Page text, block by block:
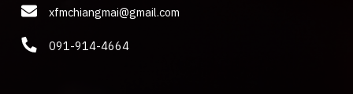
xfmchiangmai@gmail.com
091-914-4664